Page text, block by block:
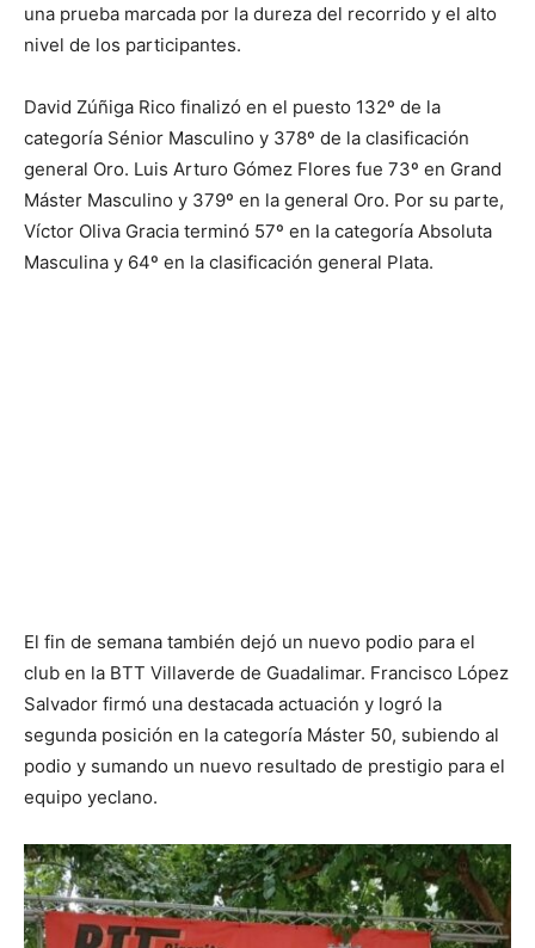
una prueba marcada por la dureza del recorrido y el alto
nivel de los participantes.
David Zúñiga Rico finalizó en el puesto 132º de la
categoría Sénior Masculino y 378º de la clasificación
general Oro. Luis Arturo Gómez Flores fue 73º en Grand
Máster Masculino y 379º en la general Oro. Por su parte,
Víctor Oliva Gracia terminó 57º en la categoría Absoluta
Masculina y 64º en la clasificación general Plata.
El fin de semana también dejó un nuevo podio para el
club en la BTT Villaverde de Guadalimar. Francisco López
Salvador firmó una destacada actuación y logró la
segunda posición en la categoría Máster 50, subiendo al
podio y sumando un nuevo resultado de prestigio para el
equipo yeclano.